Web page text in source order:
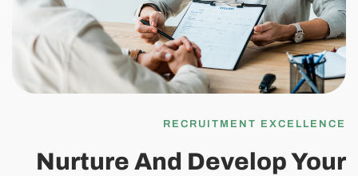
RECRUITMENT EXCELLENCE
Nurture And Develop Your